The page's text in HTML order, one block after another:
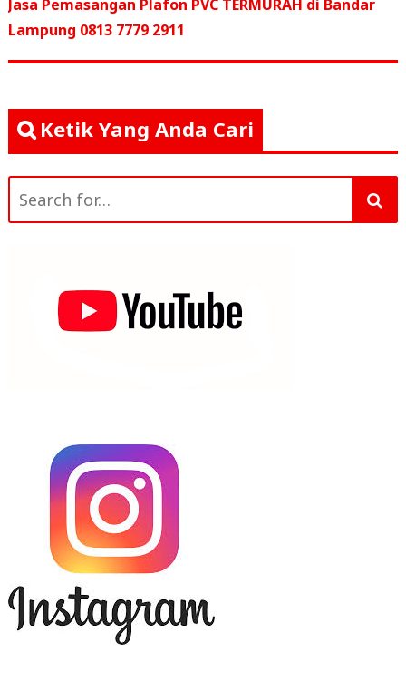
o
k
p
Jasa Pemasangan Plafon PVC TERMURAH di Bandar
Lampung 0813 7779 2911
Ketik Yang Anda Cari
for: